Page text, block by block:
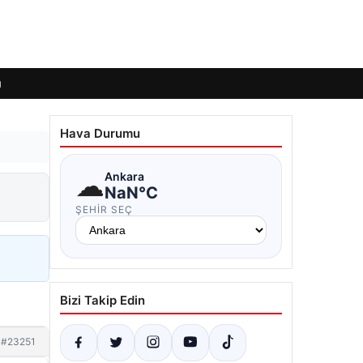
#23251
Hava Durumu
☁Ankara
NaN°C
ŞEHIR SEÇ
Bizi Takip Edin